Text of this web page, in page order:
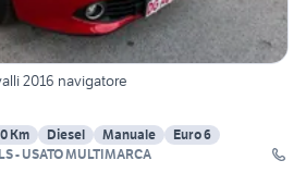
2016 navigatore
Km Diesel Manuale
Euro 6
- USATO MULTIMARCA